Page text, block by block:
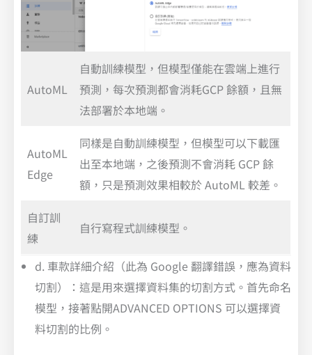
AutoML
自動訓練模型，但模型僅能在雲端上進行
預測，每次預測都會消耗GCP 餘額，且無
法部署於本地端。
AutoML
Edge
同樣是自動訓練模型，但模型可以下載匯
出至本地端，之後預測不會消耗 GCP 餘
額，只是預測效果相較於 AutoML 較差。
自訂訓
練
自行寫程式訓練模型。
d. 車款詳細介紹（此為 Google 翻譯錯誤，應為資料
切割）：這是用來選擇資料集的切割方式。首先命名
模型，接著點開ADVANCED OPTIONS 可以選擇資
料切割的比例。